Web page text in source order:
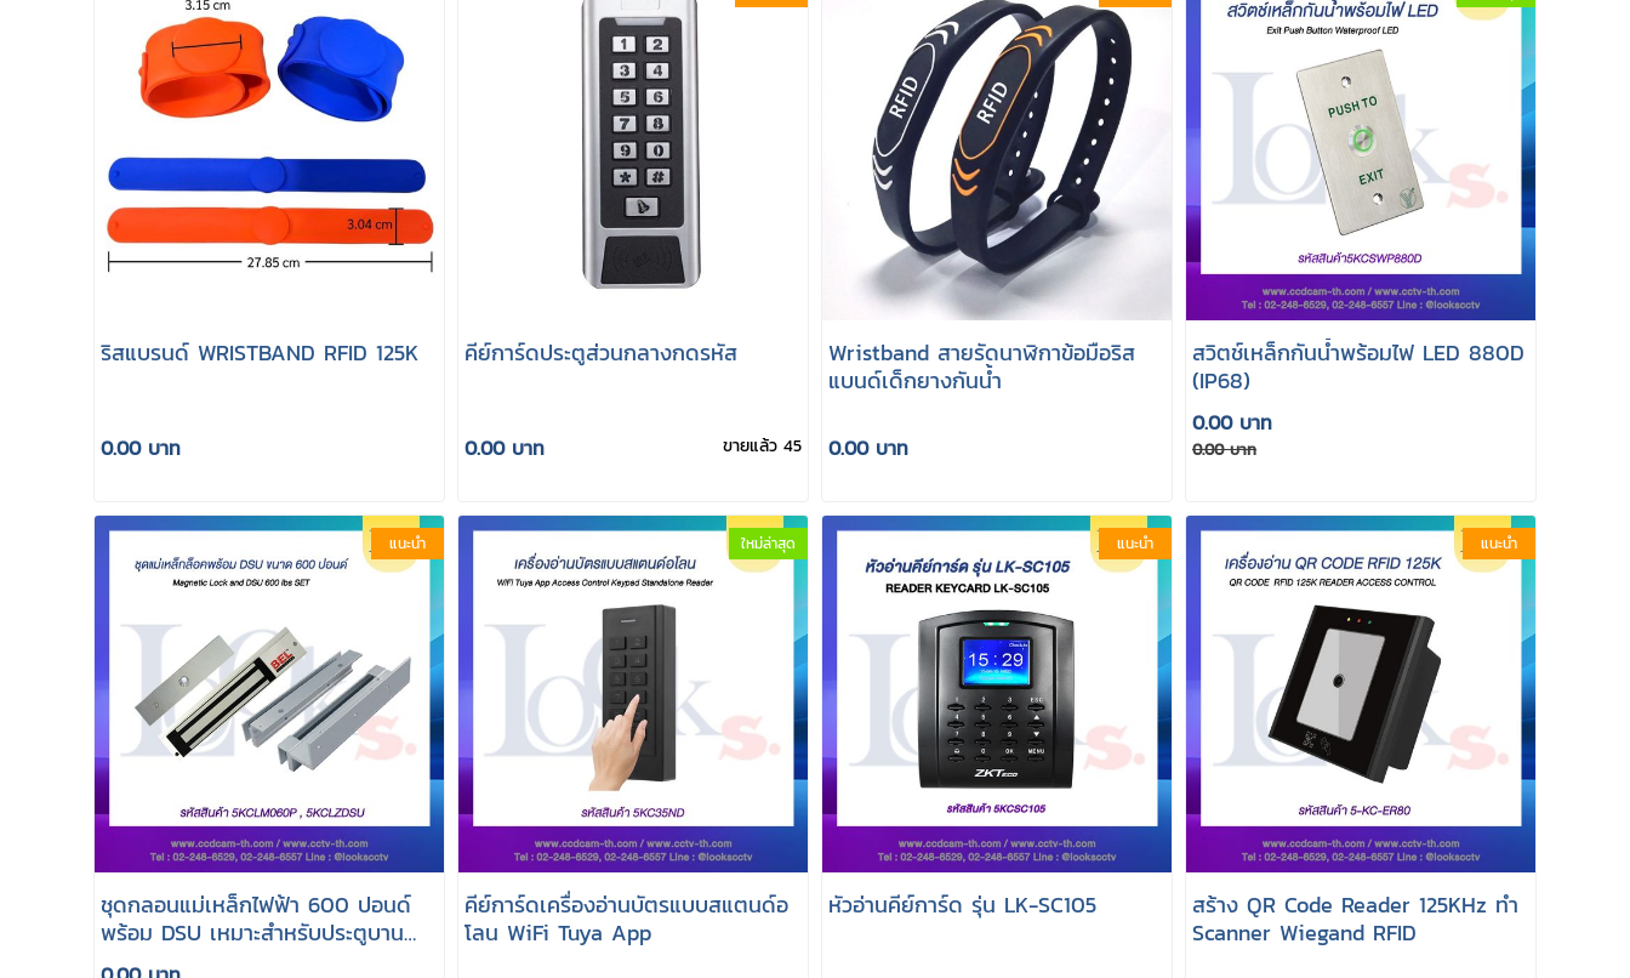
ริสแบรนด์ WRISTBAND RFID 125K
0.00 บาท
คีย์การ์ดประตูส่วนกลางกดรหัส
0.00 บาท ขายแล้ว 45
Wristband สายรัดนาฬิกาข้อมือริส
แบนด์เด็กยางกันน้ำ
0.00 บาท
สวิตช์เหล็กกันน้ำพร้อมไฟ LED 880D
(IP68)
0.00 บาท
0.00 บาท
แนะนำ
ชุดกลอนแม่เหล็กไฟฟ้า 600 ปอนด์
พร้อม DSU เหมาะสำหรับประตูบาน
เปลือย
ใหม่ล่าสุด
คีย์การ์ดเครื่องอ่านบัตรแบบสแตนด์อ
โลน WiFi Tuya App
แนะนำ
หัวอ่านคีย์การ์ด รุ่น LK-SC105
แนะนำ
สร้าง QR Code Reader 125KHz ทำ
Scanner Wiegand RFID